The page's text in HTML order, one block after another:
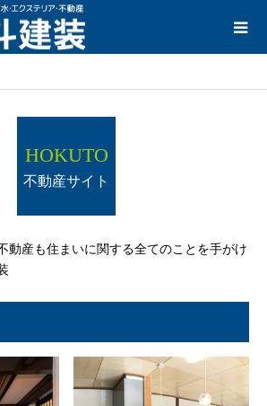
HOKUTO
不動産サイト
動産も住まいに関する全てのことを手がけ